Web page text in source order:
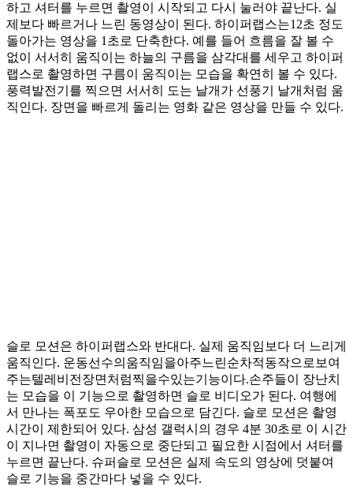
하고 셔터를 누르면 촬영이 시작되고 다시 눌러야 끝난다. 실
제보다 빠르거나 느린 동영상이 된다. 하이퍼랩스는12초 정도
돌아가는 영상을 1초로 단축한다. 예를 들어 흐름을 잘 볼 수
없이 서서히 움직이는 하늘의 구름을 삼각대를 세우고 하이퍼
랩스로 촬영하면 구름이 움직이는 모습을 확연히 볼 수 있다.
풍력발전기를 찍으면 서서히 도는 날개가 선풍기 날개처럼 움
직인다. 장면을 빠르게 돌리는 영화 같은 영상을 만들 수 있다.
슬로 모션은 하이퍼랩스와 반대다. 실제 움직임보다 더 느리게
움직인다. 운동선수의움직임을아주느린순차적동작으로보여
주는텔레비전장면처럼찍을수있는기능이다.손주들이 장난치
는 모습을 이 기능으로 촬영하면 슬로 비디오가 된다. 여행에
서 만나는 폭포도 우아한 모습으로 담긴다. 슬로 모션은 촬영
시간이 제한되어 있다. 삼성 갤럭시의 경우 4분 30초로 이 시간
이 지나면 촬영이 자동으로 중단되고 필요한 시점에서 셔터를
누르면 끝난다. 슈퍼슬로 모션은 실제 속도의 영상에 덧붙여
슬로 기능을 중간마다 넣을 수 있다.